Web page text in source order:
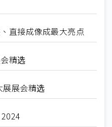
直接成像成最大亮点
精选
展会精选